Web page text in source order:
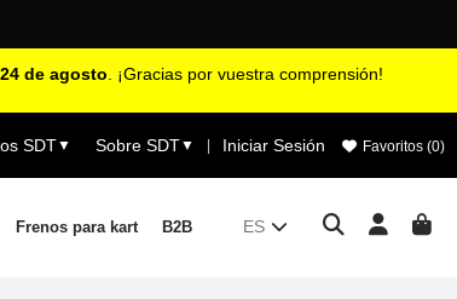
24 de agosto . ¡Gracias por vuestra comprensión!
SDT▼ Sobre SDT▼ | Iniciar Sesión Favoritos (0)
Frenos para kart B2B ES